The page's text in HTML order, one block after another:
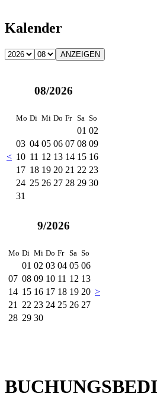
Kalender
08/2026
<
Mo Di Mi Do Fr Sa So
01 02
03 04 05 06 07 08 09
10 11 12 13 14 15 16
17 18 19 20 21 22 23
24 25 26 27 28 29 30
31
9/2026
Mo Di Mi Do Fr Sa So
01 02 03 04 05 06
07 08 09 10 11 12 13
14 15 16 17 18 19 20
21
22 23 24 25 26 27
28 29 30
>